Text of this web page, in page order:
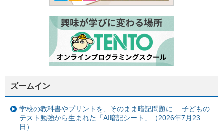
ズームイン
学校の教科書やプリントを、そのまま暗記問題に ─ 子どもの
テスト勉強から生まれた「AI暗記シート」（2026年7月23
日）